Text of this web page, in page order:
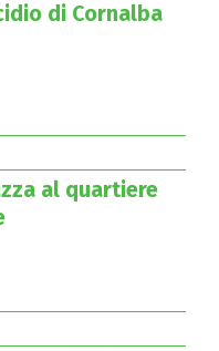
di Cornalba
al quartiere